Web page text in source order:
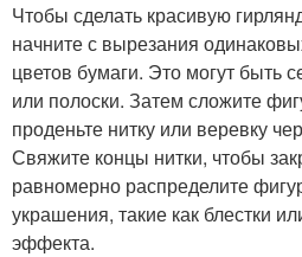
Чтобы сделать красивую
начните с вырезания
цветов бумаги. Это могут быть
или полоски. Затем сложите
проденьте нитку или веревку
Свяжите концы нитки, чтобы
равномерно распределите
украшения, такие как блестки
эффекта.